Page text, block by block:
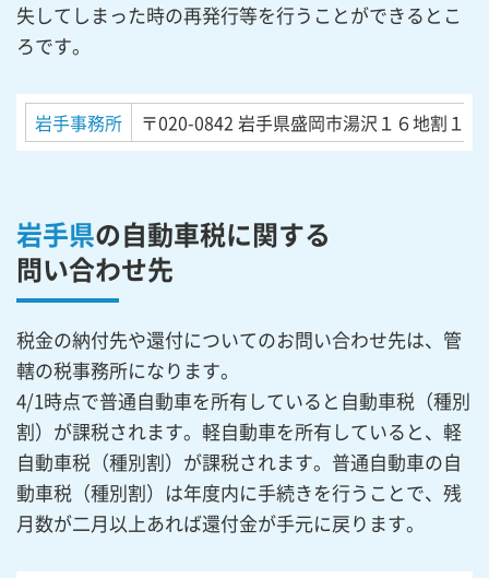
失してしまった時の再発行等を行うことができるとこ
ろです。
岩手事務所 〒020-0842 岩手県盛岡市湯沢１６地割１５
岩手県の自動車税に関する
問い合わせ先
税金の納付先や還付についてのお問い合わせ先は、管
轄の税事務所になります。
4/1時点で普通自動車を所有していると自動車税（種別
割）が課税されます。軽自動車を所有していると、軽
自動車税（種別割）が課税されます。普通自動車の自
動車税（種別割）は年度内に手続きを行うことで、残
月数が二月以上あれば還付金が手元に戻ります。